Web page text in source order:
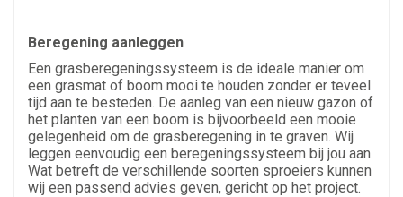
Beregening aanleggen
Een grasberegeningssysteem is de ideale manier om
een grasmat of boom mooi te houden zonder er teveel
tijd aan te besteden. De aanleg van een nieuw gazon of
het planten van een boom is bijvoorbeeld een mooie
gelegenheid om de grasberegening in te graven. Wij
leggen eenvoudig een beregeningssysteem bij jou aan.
Wat betreft de verschillende soorten sproeiers kunnen
wij een passend advies geven, gericht op het project.